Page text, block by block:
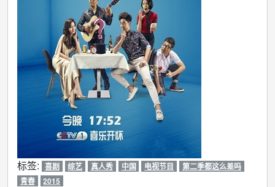
标签: 喜剧 综艺 真人秀 中国 电视节目
第二季都这么差吗
青春
2015